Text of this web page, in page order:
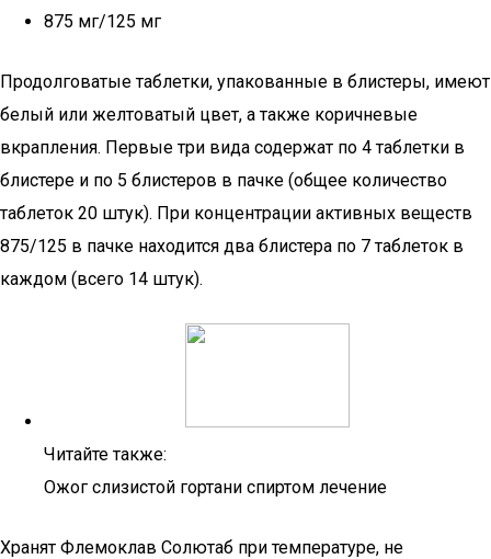
875 мг/125 мг
Продолговатые таблетки, упакованные в блистеры, имеют
белый или желтоватый цвет, а также коричневые
вкрапления. Первые три вида содержат по 4 таблетки в
блистере и по 5 блистеров в пачке (общее количество
таблеток 20 штук). При концентрации активных веществ
875/125 в пачке находится два блистера по 7 таблеток в
каждом (всего 14 штук).
Читайте также:
Ожог слизистой гортани спиртом лечение
Хранят Флемоклав Солютаб при температуре, не